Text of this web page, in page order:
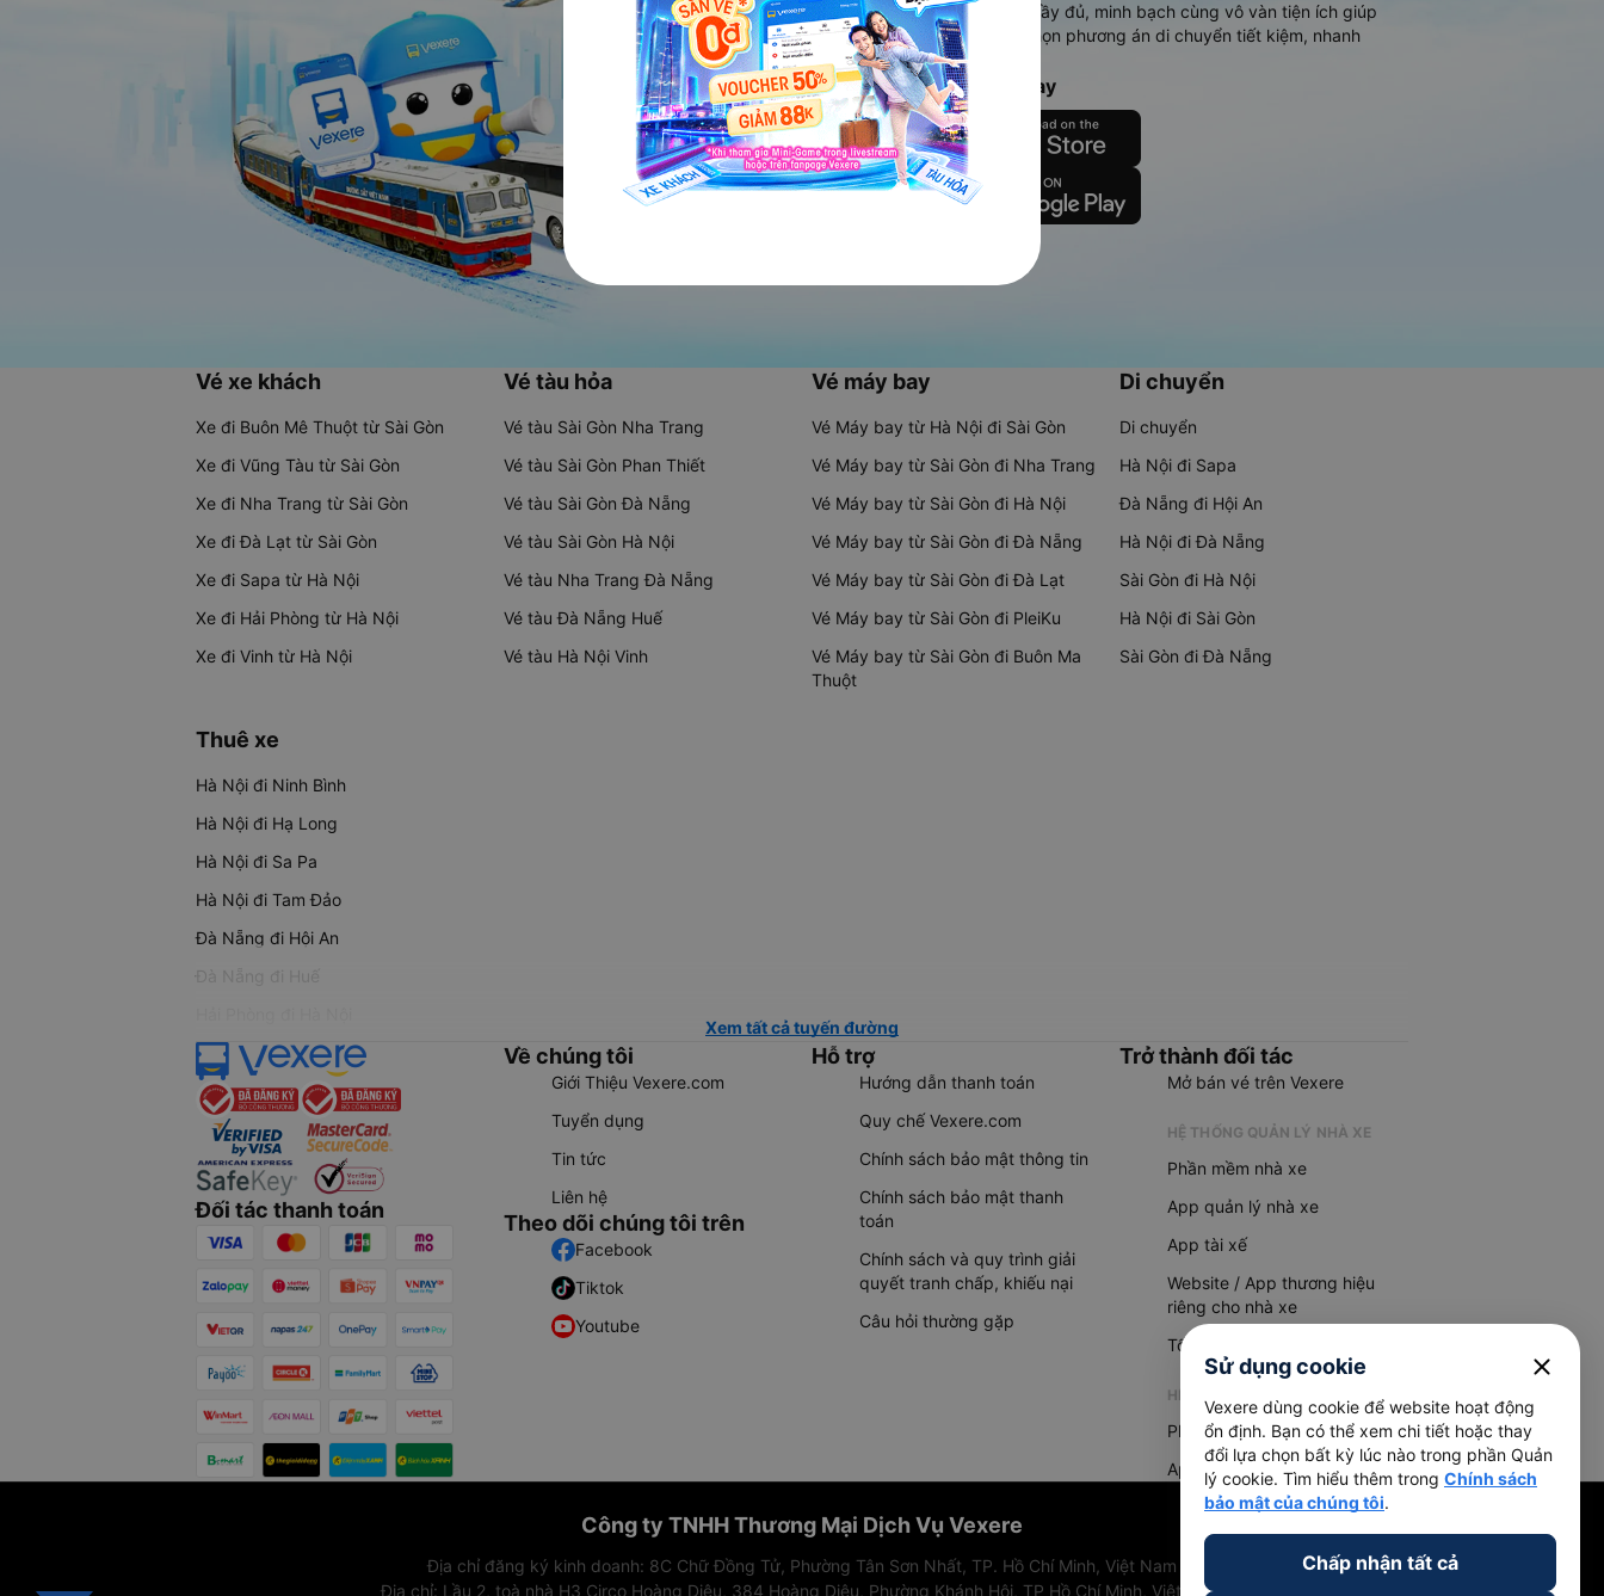
Ứng dụng hiển thị thông tin đầy đủ, minh bạch cùng vô vàn tiện ích giúp
người dùng so sánh và lựa chọn phương án di chuyển tiết kiệm, nhanh
chóng và phù hợp nhất.
Tải ứng dụng Vexere ngay
Vé xe khách
Xe đi Buôn Mê Thuột từ Sài Gòn
Xe đi Vũng Tàu từ Sài Gòn
Xe đi Nha Trang từ Sài Gòn
Xe đi Đà Lạt từ Sài Gòn
Xe đi Sapa từ Hà Nội
Xe đi Hải Phòng từ Hà Nội
Xe đi Vinh từ Hà Nội
Vé tàu hỏa
Vé tàu Sài Gòn Nha Trang
Vé tàu Sài Gòn Phan Thiết
Vé tàu Sài Gòn Đà Nẵng
Vé tàu Sài Gòn Hà Nội
Vé tàu Nha Trang Đà Nẵng
Vé tàu Đà Nẵng Huế
Vé tàu Hà Nội Vinh
Vé máy bay
Vé Máy bay từ Hà Nội đi Sài Gòn
Vé Máy bay từ Sài Gòn đi Nha Trang
Vé Máy bay từ Sài Gòn đi Hà Nội
Vé Máy bay từ Sài Gòn đi Đà Nẵng
Vé Máy bay từ Sài Gòn đi Đà Lạt
Vé Máy bay từ Sài Gòn đi PleiKu
Vé Máy bay từ Sài Gòn đi Buôn Ma
Thuột
Di chuyển
Di chuyển
Hà Nội đi Sapa
Đà Nẵng đi Hội An
Hà Nội đi Đà Nẵng
Sài Gòn đi Hà Nội
Hà Nội đi Sài Gòn
Sài Gòn đi Đà Nẵng
Thuê xe
Hà Nội đi Ninh Bình
Hà Nội đi Hạ Long
Hà Nội đi Sa Pa
Hà Nội đi Tam Đảo
Đà Nẵng đi Hội An
Đà Nẵng đi Huế
Xem tất cả tuyến đường
Đối tác thanh toán
Về chúng tôi
Giới Thiệu Vexere.com
Tuyển dụng
Tin tức
Liên hệ
Theo dõi chúng tôi trên
Facebook
Tiktok
Youtube
Hỗ trợ
Hướng dẫn thanh toán
Quy chế Vexere.com
Chính sách bảo mật thông tin
Chính sách bảo mật thanh
toán
Chính sách và quy trình giải
quyết tranh chấp, khiếu nại
Câu hỏi thường gặp
Trở thành đối tác
Mở bán vé trên Vexere
HỆ THỐNG QUẢN LÝ NHÀ XE
Phần mềm nhà xe
App quản lý nhà xe
App tài xế
Website / App thương hiệu
riêng cho nhà xe
Tổng đài AI
HỆ THỐNG QUẢN LÝ HÀNG HOÁ
Phần mềm quản lý hàng hoá
App quản lý hàng hoá
Công ty TNHH Thương Mại Dịch Vụ Vexere
Địa chỉ đăng ký kinh doanh: 8C Chữ Đồng Tử, Phường Tân Sơn Nhất, TP. Hồ Chí Minh, Việt Nam
Địa chỉ: Lầu 2, toà nhà H3 Circo Hoàng Diệu, 384 Hoàng Diệu, Phường Khánh Hội, TP Hồ Chí Minh, Việt Nam
Sử dụng cookie close
Vexere dùng cookie để website hoạt động
ổn định. Bạn có thể xem chi tiết hoặc thay
đổi lựa chọn bất kỳ lúc nào trong phần Quản
lý cookie. Tìm hiểu thêm trong Chính sách
bảo mật của chúng tôi.
Chấp nhận tất cả